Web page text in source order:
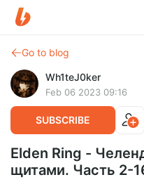
Go to blog
Wh1teJ0ker
Feb 06 2023 09:16
SUBSCRIBE
Elden Ring -
щитами. Часть 2-